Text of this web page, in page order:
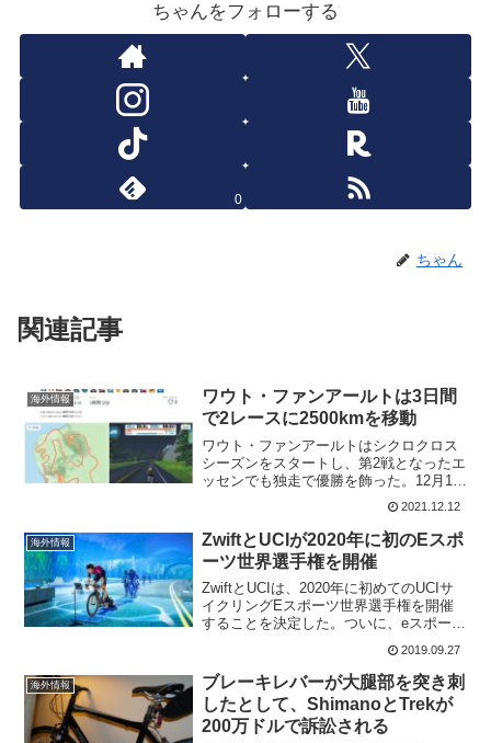
ちゃんをフォローする
0
ちゃん
関連記事
海外情報
ワウト・ファンアールトは3日間
で2レースに2500kmを移動
ワウト・ファンアールトはシクロクロス
シーズンをスタートし、第2戦となったエ
ッセンでも独走で優勝を飾った。12月12
日には、ヴァル・ディ・ソーレでワール
ドカップを戦う。ただ、ベルギーのエッ
センから、イタリアのヴァル・ディ・ソ
ーレまで移動しない...
2021.12.12
海外情報
ZwiftとUCIが2020年に初のEスポ
ーツ世界選手権を開催
ZwiftとUCIは、2020年に初めてのUCIサ
イクリングEスポーツ世界選手権を開催
することを決定した。ついに、eスポーツ
ートナーシップでは、来年にサイクリン
グEスポーツの新しいUCIルールブッ...
2019.09.27
海外情報
ブレーキレバーが大腿部を突き刺
したとして、ShimanoとTrekが
200万ドルで訴訟される